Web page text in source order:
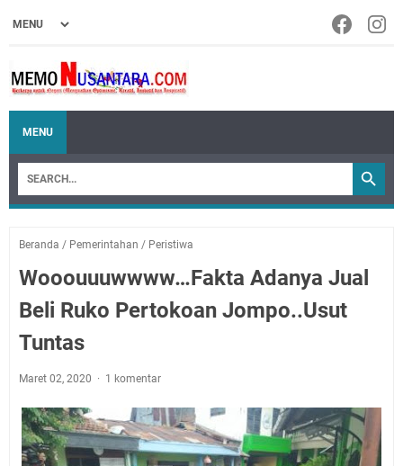
MENU
Beranda / Pemerintahan / Peristiwa
Wooouuuwwww…Fakta Adanya Jual
Beli Ruko Pertokoan Jompo..Usut
Tuntas
Maret 02, 2020 1 komentar